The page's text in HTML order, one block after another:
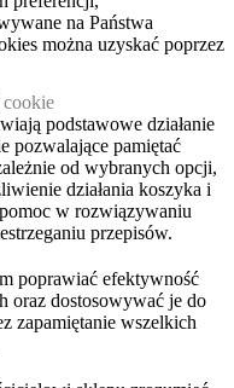
na Państwa
można uzyskać poprzez
cookie
podstawowe działanie
pozwalające pamiętać
od wybranych opcji,
działania koszyka i
w rozwiązywaniu
przepisów.
poprawiać efektywność
oraz dostosowywać je do
zapamiętanie wszelkich